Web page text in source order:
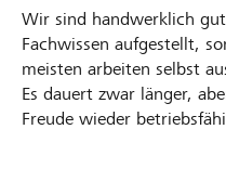
Wir sind handwerklich
Fachwissen aufgestellt,
meisten arbeiten selbst
Es dauert zwar länger,
Freude wieder